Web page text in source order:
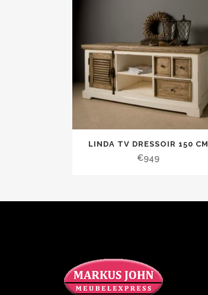
LINDA TV DRESSOIR 150 CM
€949